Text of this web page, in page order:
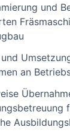
und
an